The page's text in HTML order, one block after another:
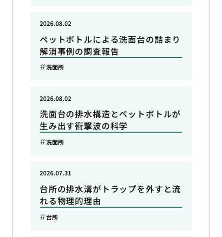
ペットボトルによる洗面台の詰まり
解消事例の調査報告
2026.08.02
洗面所
洗面台の排水構造とペットボトルが
生み出す衝撃波の科学
2026.08.02
洗面所
台所の排水溝がトラップを外すと流
れる物理的理由
2026.07.31
台所